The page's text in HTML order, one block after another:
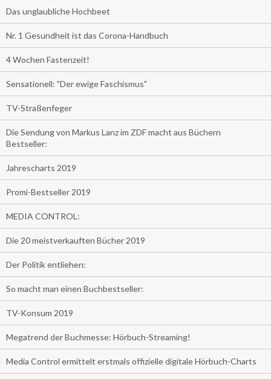
Das unglaubliche Hochbeet
Nr. 1 Gesundheit ist das Corona-Handbuch
4 Wochen Fastenzeit!
Sensationell: "Der ewige Faschismus"
TV-Straßenfeger
Die Sendung von Markus Lanz im ZDF macht aus Büchern
Bestseller:
Jahrescharts 2019
Promi-Bestseller 2019
MEDIA CONTROL:
Die 20 meistverkauften Bücher 2019
Der Politik entliehen:
So macht man einen Buchbestseller:
TV-Konsum 2019
Megatrend der Buchmesse: Hörbuch-Streaming!
Media Control ermittelt erstmals offizielle digitale Hörbuch-Charts